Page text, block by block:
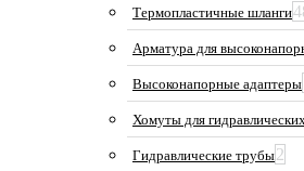
Термопластичные шланги
Арматура для
Высоконапорные адаптеры
Хомуты для
Гидравлические трубы2